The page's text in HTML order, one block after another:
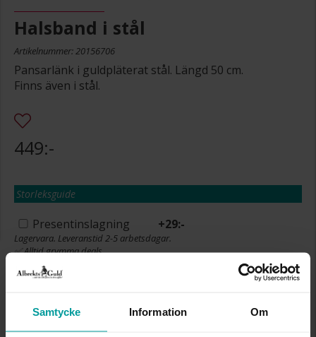
Samtycke Information Om
Halsband i stål
Artikelnummer: 20156706
Pansarlänk i guldpläterat stål. Längd 50 cm.
Finns även i stål.
449:-
Storleksguide
Presentinslagning +29:-
Lagervara. Leveranstid 2-5 arbetsdagar.
✅ Alltid grymma deals.
✅ Öppet köp i 30 dagar vid onlineköp.
✅ Fri frakt till ombud vid köp över 500 kr.
LÄGG I VARUKORGEN